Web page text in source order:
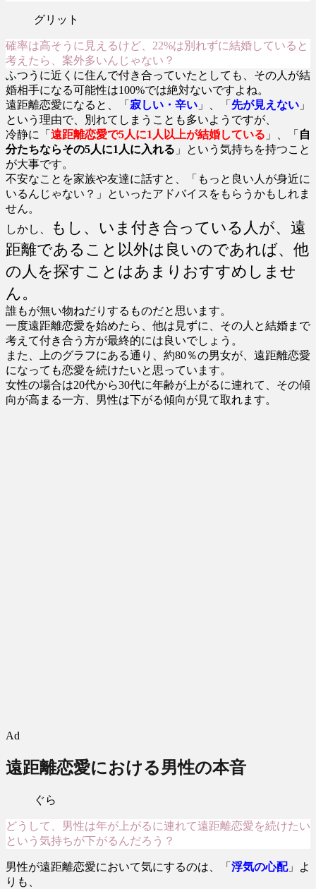
グリット
確率は高そうに見えるけど、22%は別れずに結婚していると
考えたら、案外多いんじゃない？
ふつうに近くに住んで付き合っていたとしても、その人が結
婚相手になる可能性は100%では絶対ないですよね。
遠距離恋愛になると、「 寂しい・辛い 」、「 先が見えない 」
という理由で、別れてしまうことも多いようですが、
冷静に「 遠距離恋愛で5人に1人以上が結婚している 」、「 自
分たちならその5人に1人に入れる 」という気持ちを持つこと
が大事です。
不安なことを家族や友達に話すと、「もっと良い人が身近に
いるんじゃない？」といったアドバイスをもらうかもしれま
せん。
しかし、
もし、いま付き合っている人が、遠
距離であること以外は良いのであれば、 他
の人を探すことはあまりおすすめしませ
ん。
誰もが無い物ねだりするものだと思います。
一度遠距離恋愛を始めたら、他は見ずに、その人と結婚まで
考えて付き合う方が最終的には良いでしょう。
また、上のグラフにある通り、約80％の男女が、遠距離恋愛
になっても恋愛を続けたいと思っています。
女性の場合は20代から30代に年齢が上がるに連れて、その傾
向が高まる一方、男性は下がる傾向が見て取れます。
Ad
遠距離恋愛における男性の本音
ぐら
どうして、男性は年が上がるに連れて遠距離恋愛を続けたい
という気持ちが下がるんだろう？
男性が遠距離恋愛において気にするのは、「 浮気の心配」よ
りも、